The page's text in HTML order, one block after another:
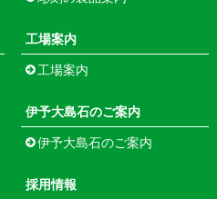
工場案内
工場案内
伊予大島石のご案内
伊予大島石のご案内
採用情報